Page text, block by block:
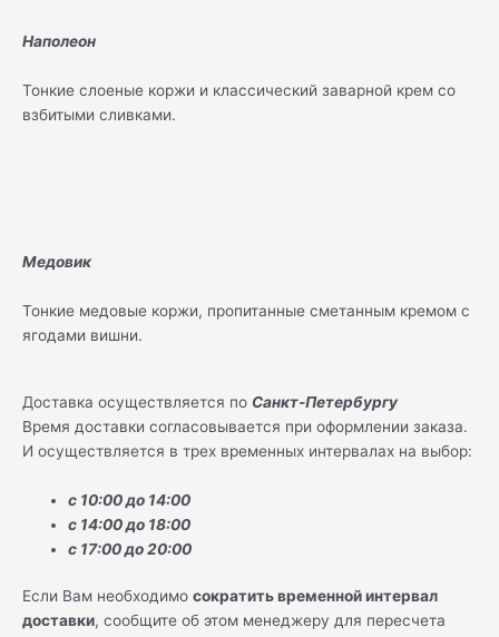
Наполеон
Тонкие слоеные коржи и классический заварной крем со
взбитыми сливками.
Медовик
Тонкие медовые коржи, пропитанные сметанным кремом с
ягодами вишни.
Доставка осуществляется по Санкт-Петербургу
Время доставки согласовывается при оформлении заказа.
И осуществляется в трех временных интервалах на выбор:
с 10:00 до 14:00
с 14:00 до 18:00
с 17:00 до 20:00
Если Вам необходимо сократить временной интервал
доставки, сообщите об этом менеджеру для пересчета